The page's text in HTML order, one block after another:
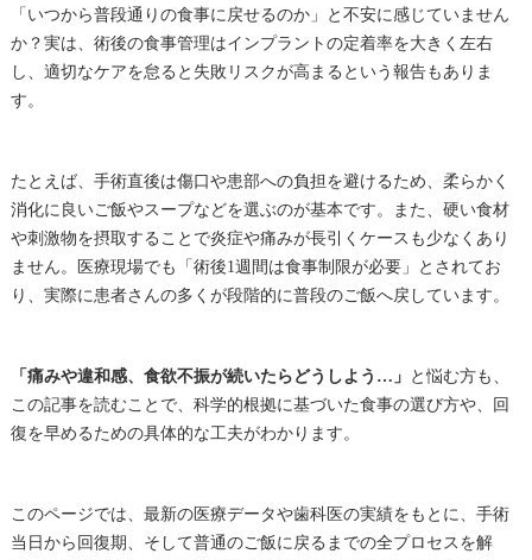
「いつから普段通りの食事に戻せるのか」と不安に感じていません
か？実は、術後の食事管理はインプラントの定着率を大きく左右
し、適切なケアを怠ると失敗リスクが高まるという報告もありま
す。
たとえば、手術直後は傷口や患部への負担を避けるため、柔らかく
消化に良いご飯やスープなどを選ぶのが基本です。また、硬い食材
や刺激物を摂取することで炎症や痛みが長引くケースも少なくあり
ません。医療現場でも「術後1週間は食事制限が必要」とされてお
り、実際に患者さんの多くが段階的に普段のご飯へ戻しています。
「痛みや違和感、食欲不振が続いたらどうしよう…」 と悩む方も、
この記事を読むことで、科学的根拠に基づいた食事の選び方や、回
復を早めるための具体的な工夫がわかります。
このページでは、最新の医療データや歯科医の実績をもとに、手術
当日から回復期、そして普通のご飯に戻るまでの全プロセスを解